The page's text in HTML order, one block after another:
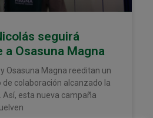
seguirá
Osasuna Magna
y Osasuna Magna reeditan un
de colaboración alcanzado la
esta nueva campaña